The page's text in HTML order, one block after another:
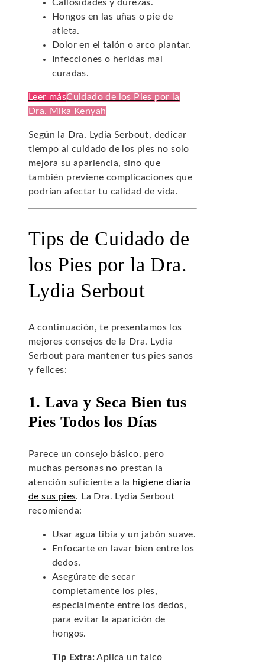
Callosidades y durezas.
Hongos en las uñas o pie de
atleta.
Dolor en el talón o arco plantar.
Infecciones o heridas mal
curadas.
Leer másCuidado de los Pies por la
Dra. Mika Kenyah
Según la Dra. Lydia Serbout, dedicar
tiempo al cuidado de los pies no solo
mejora su apariencia, sino que
también previene complicaciones que
podrían afectar tu calidad de vida.
Tips de Cuidado de
los Pies por la Dra.
Lydia Serbout
A continuación, te presentamos los
mejores consejos de la Dra. Lydia
Serbout para mantener tus pies sanos
y felices:
1. Lava y Seca Bien tus
Pies Todos los Días
Parece un consejo básico, pero
muchas personas no prestan la
atención suficiente a la higiene diaria
de sus pies. La Dra. Lydia Serbout
recomienda:
Usar agua tibia y un jabón suave.
Enfocarte en lavar bien entre los
dedos.
Asegúrate de secar
completamente los pies,
especialmente entre los dedos,
para evitar la aparición de
hongos.
Tip Extra:Aplica un talco